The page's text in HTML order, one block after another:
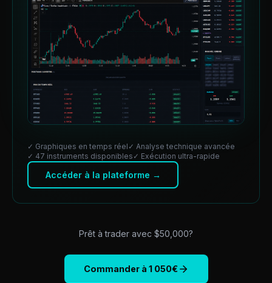
✓ Graphiques en temps réel ✓ Analyse technique avancée
✓ 47 instruments disponibles ✓ Exécution ultra-rapide
Accéder à la plateforme →
Prêt à trader avec $50,000?
Commander à 1 050€